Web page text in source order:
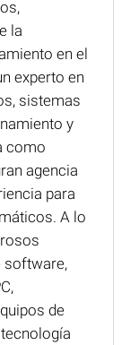
la
en el
experto en
sistemas
y
como
agencia
para
A lo
software,
de